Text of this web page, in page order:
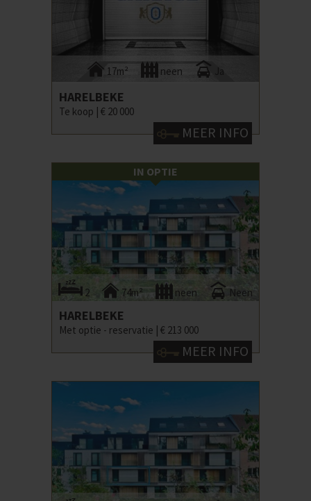
17m² neen Ja
HARELBEKE
Te koop | € 20 000
MEER INFO
IN OPTIE
2 74m² neen Neen
HARELBEKE
Met optie - reservatie | € 213 000
MEER INFO